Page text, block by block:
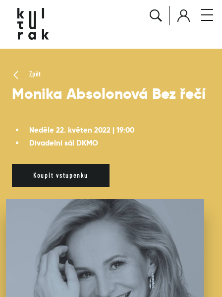
Zpět
Monika Absolonová Bez řečí
Neděle 22. květen 2022 | 19:00
Divadelní sál DKMO
Koupit vstupenku